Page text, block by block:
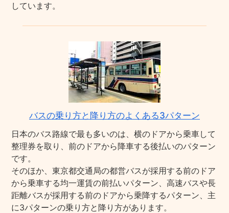
しています。
バスの乗り方と降り方のよくある3パターン
日本のバス路線で最も多いのは、横のドアから乗車して
整理券を取り、前のドアから降車する後払いのパターン
です。
そのほか、東京都交通局の都営バスが採用する前のドア
から乗車する均一運賃の前払いパターン、高速バスや長
距離バスが採用する前のドアから乗降するパターン、主
に3パターンの乗り方と降り方があります。